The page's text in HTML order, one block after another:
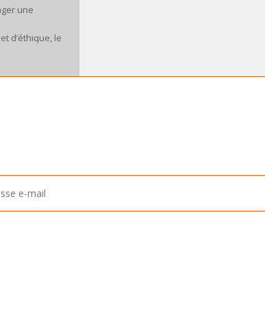
une
d’éthique, le